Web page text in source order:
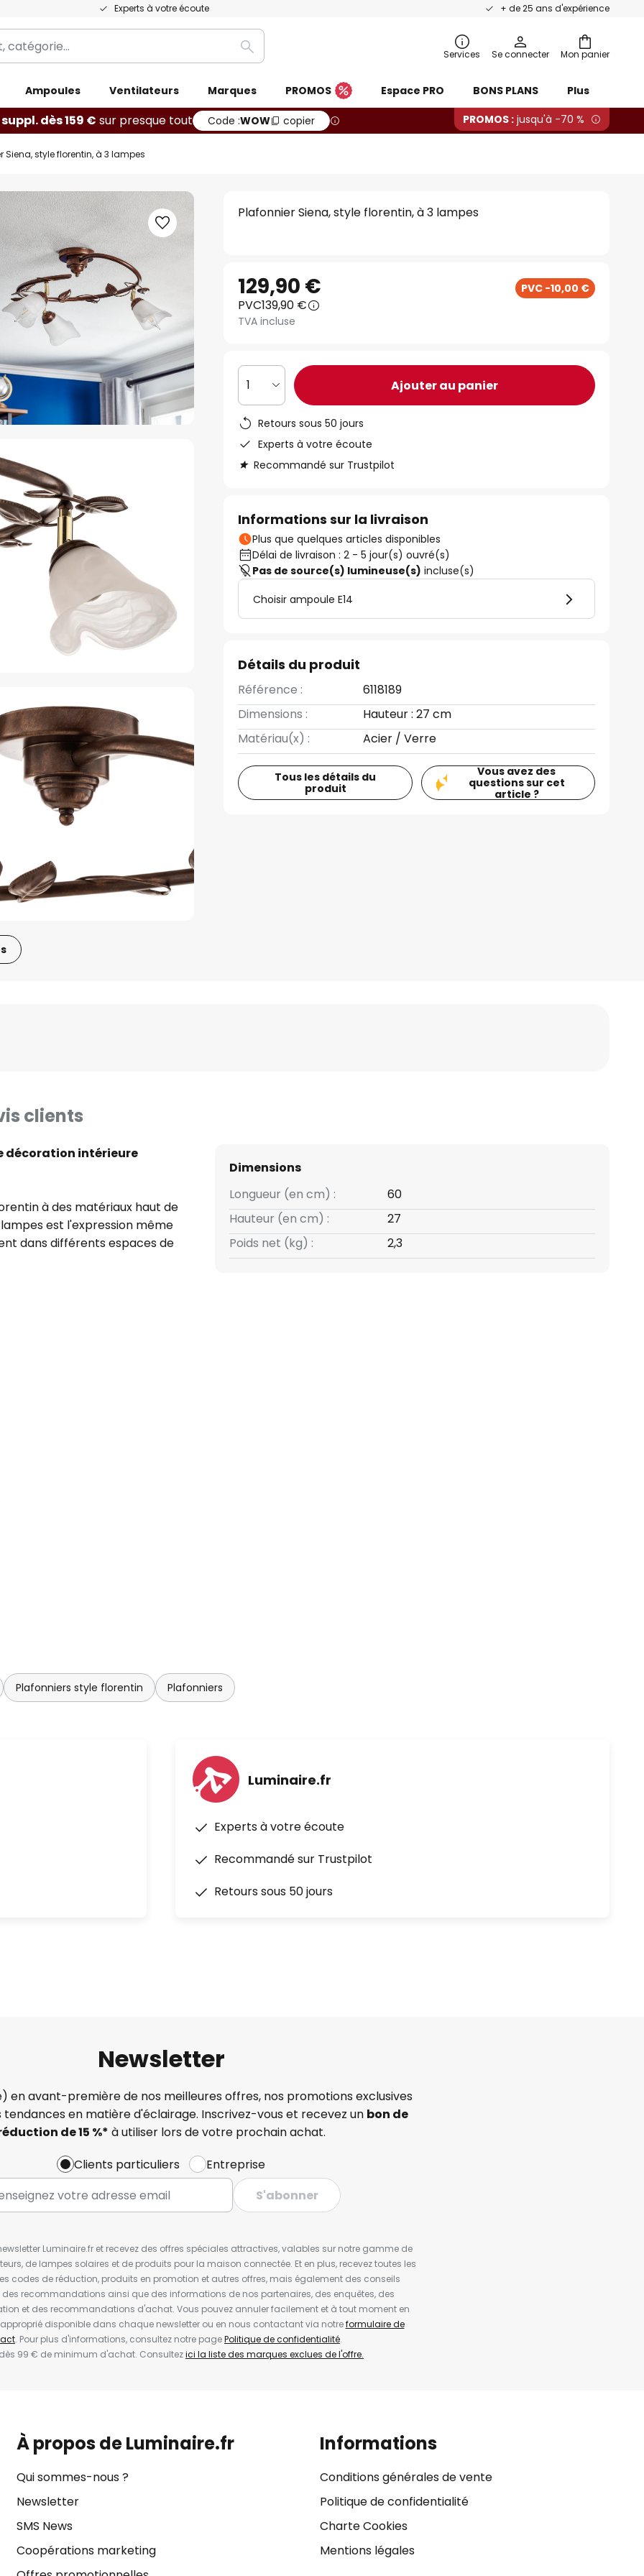
Experts à votre écoute + de 25 ans d'expérience
Mon panier
Rechercher Services Se connecter
Ampoules Ventilateurs Marques PROMOS Espace PRO BONS PLANS Plus
dès 159 € sur presque tout Code :WOW copier PROMOS : jusqu'à -70 %
Siena, style florentin, à 3 lampes
Plafonnier Siena, style florentin, à 3 lampes
129,90 € PVC -10,00 €
PVC139,90 €
TVA incluse
1 Ajouter au panier
Retours sous 50 jours
Experts à votre écoute
Recommandé sur Trustpilot
Informations sur la livraison
Plus que quelques articles disponibles
Délai de livraison : 2 - 5 jour(s) ouvré(s)
Pas de source(s) lumineuse(s) incluse(s)
Choisir ampoule E14
Détails du produit
Référence :
6118189
Dimensions :
Hauteur : 27 cm
Matériau(x) :
Acier / Verre
Tous les détails du
produit
Vous avez des
questions sur cet
article ?
clients
décoration intérieure
à des matériaux haut de
est l'expression même
dans différents espaces de
la salle à manger. La
pièce.
Siena est sa possibilité de
Cela permet d'ajuster
souhaitée. Le luminaire est
Dimensions
Longueur (en cm) :
60
Hauteur (en cm) :
27
Poids net (kg) :
2,3
Plafonniers style florentin Plafonniers
Luminaire.fr
Experts à votre écoute
Recommandé sur Trustpilot
Retours sous 50 jours
Newsletter
en avant-première de nos meilleures offres, nos promotions exclusives
tendances en matière d'éclairage. Inscrivez-vous et recevez un bon de
de 15 %* à utiliser lors de votre prochain achat.
Clients particuliers
Entreprise
S'abonner
Luminaire.fr et recevez des offres spéciales attractives, valables sur notre gamme de
de lampes solaires et de produits pour la maison connectée. Et en plus, recevez toutes les
codes de réduction, produits en promotion et autres offres, mais également des conseils
des recommandations ainsi que des informations de nos partenaires, des enquêtes, des
et des recommandations d'achat. Vous pouvez annuler facilement et à tout moment en
disponible dans chaque newsletter ou en nous contactant via notreformulaire de
. Pour plus d'informations, consultez notre pagePolitique de confidentialité.
99 € de minimum d'achat. Consultezici la liste des marques exclues de l'offre.
À propos de Luminaire.fr
Qui sommes-nous ?
Newsletter
SMS News
Coopérations marketing
Informations
Conditions générales de vente
Politique de confidentialité
Charte Cookies
Mentions légales